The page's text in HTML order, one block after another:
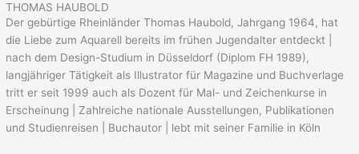
THOMAS HAUBOLD
Der gebürtige Rheinländer Thomas Haubold, Jahrgang 1964, hat
die Liebe zum Aquarell bereits im frühen Jugendalter entdeckt |
nach dem Design-Studium in Düsseldorf (Diplom FH 1989),
langjähriger Tätigkeit als Illustrator für Magazine und Buchverlage
tritt er seit 1999 auch als Dozent für Mal- und Zeichenkurse in
Erscheinung | Zahlreiche nationale Ausstellungen, Publikationen
und Studienreisen | Buchautor | lebt mit seiner Familie in Köln